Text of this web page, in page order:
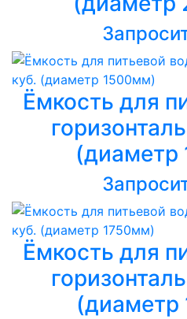
Ёмкость для
(диаметр
Ёмкость для
(диаметр